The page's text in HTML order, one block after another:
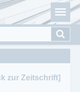
Portal für
eBooks
zur Zeitschrift]